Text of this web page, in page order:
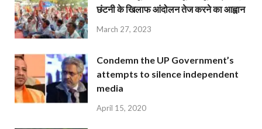
छंटनी के खिलाफ आंदोलन तेज करने का आह्वान
March 27, 2023
Condemn the UP Government’s
attempts to silence independent
media
April 15, 2020